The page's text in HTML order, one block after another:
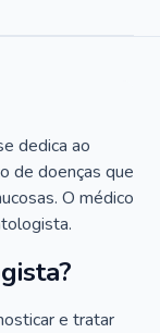
dedica ao
de doenças que
O médico
e tratar